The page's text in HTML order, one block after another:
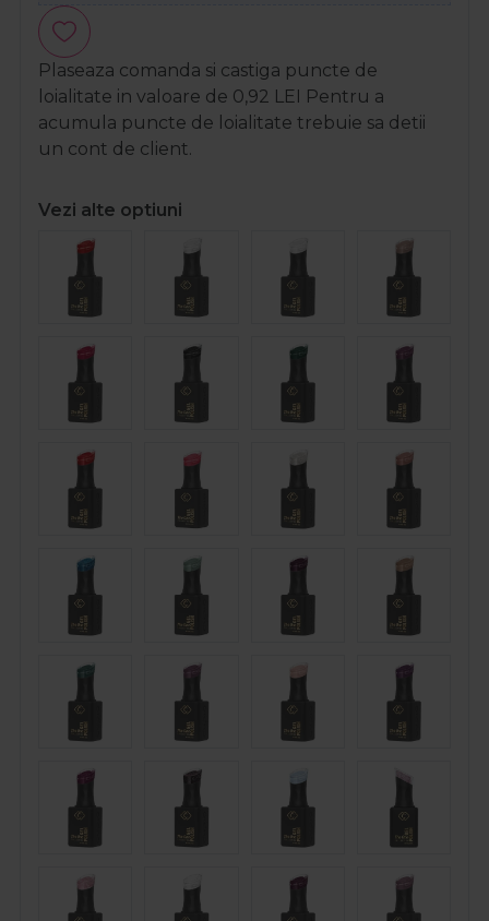
Plaseaza comanda si castiga puncte de
loialitate in valoare de 0,92 LEI
Pentru a
acumula puncte de loialitate trebuie sa detii
un cont de client.
Vezi alte optiuni